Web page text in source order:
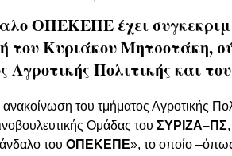
ΟΠΕΚΕΠΕ έχει
του Κυριάκου Μητσοτάκη,
Αγροτικής Πολιτικής και
ανακοίνωση του τμήματος Αγροτικής
Ομάδας του ΣΥΡΙΖΑ–ΠΣ
του ΟΠΕΚΕΠΕ», το οποίο